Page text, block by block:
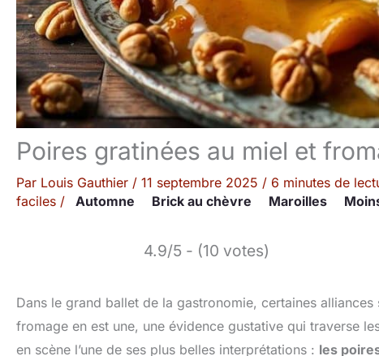
Poires gratinées au miel et
Par Louis Gauthier / 11 septembre 2025 / 6 minutes de
faciles / Automne Brick au chèvre Maroilles
4.9/5 - (10 votes)
Dans le grand ballet de la gastronomie, certaines
fromage en est une, une évidence gustative qui traverse
en scène l’une de ses plus belles interprétations : les